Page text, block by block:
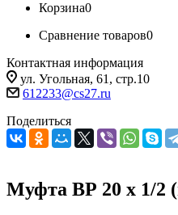
Корзина0
Сравнение товаров0
Контактная информация
ул. Угольная, 61, стр.10
612233@cs27.ru
Поделиться
Муфта ВР 20 х 1/2